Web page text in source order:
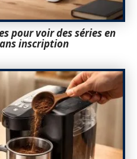
pour voir des séries en
inscription